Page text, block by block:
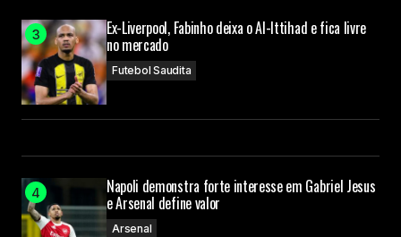
Ex-Liverpool, Fabinho deixa o Al-Ittihad e fica livre
no mercado
Futebol Saudita
Napoli demonstra forte interesse em Gabriel Jesus
e Arsenal define valor
Arsenal